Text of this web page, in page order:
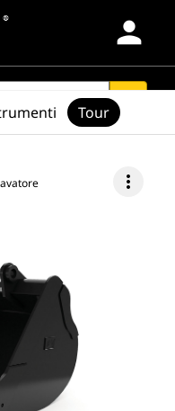
person
search
more_vert
Tour